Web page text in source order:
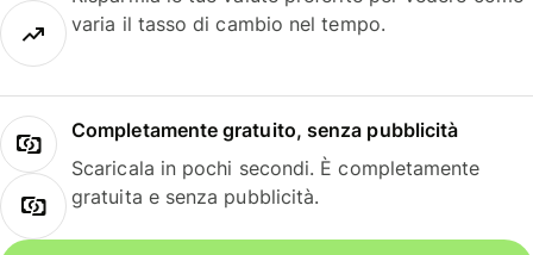
varia il tasso di cambio nel tempo.
Completamente gratuito, senza pubblicità
Scaricala in pochi secondi. È completamente
gratuita e senza pubblicità.